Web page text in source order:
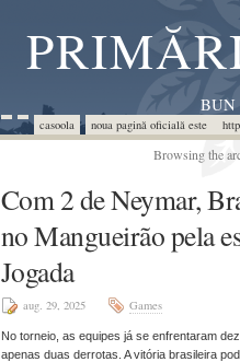
BUN
casoola noua pagină oficială este
Browsing the
Com 2 de Neymar,
no Mangueirão pela
Jogada
aug. 29, 2025 Games
No torneio, as equipes já se enfrentaram
apenas duas derrotas. A vitória brasileira